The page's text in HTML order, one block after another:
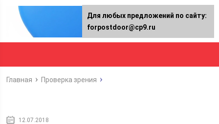
Главная Проверка зрения
12.07.2018
Для любых предложений по сайту:
forpostdoor@cp9.ru